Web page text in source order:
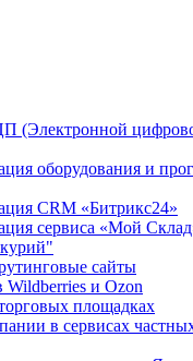
(Электронной
оборудования и
CRM «Битрикс24»
сервиса «Мой
сайты
Wildberries и Ozon
площадках
в сервисах